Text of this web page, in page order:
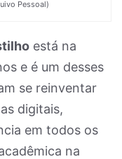
Pessoal)
está na
e é um desses
se reinventar
digitais,
em todos os
na